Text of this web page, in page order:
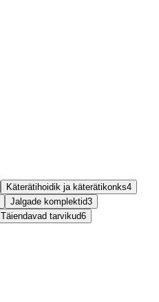
Käterätihoidik ja käterätikonks4
Jalgade komplektid3
Täiendavad tarvikud6